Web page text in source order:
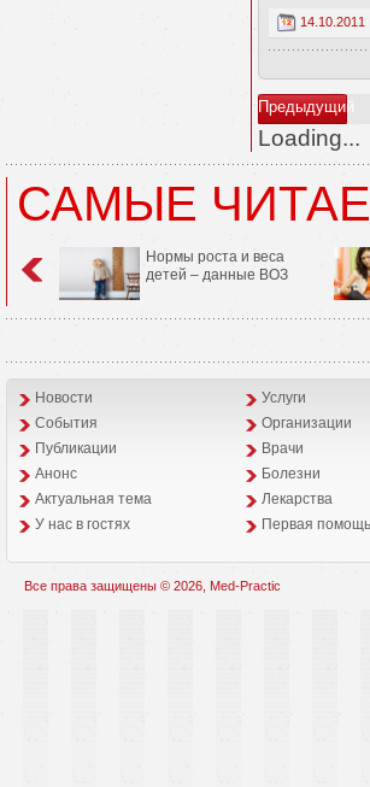
14.10.2011
Предыдущий
Loading...
САМЫЕ
Нормы роста и веса
детей – данные ВОЗ
Новости Услуги
События
Организации
Публикации
Врачи
Анонс
Болезни
Aктуальная тема
Лекарства
У нас в гостях
Первая помощь
Все права защищены © 2026, Med-Practic